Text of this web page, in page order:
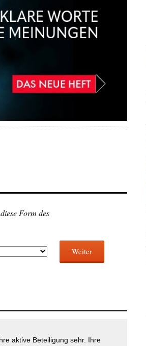
Form des
Weiter
aktive Beteiligung sehr. Ihre